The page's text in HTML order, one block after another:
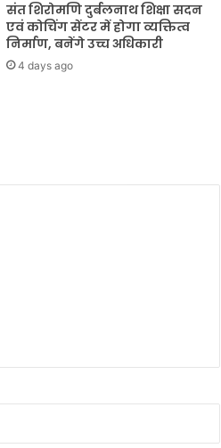
संत शिरोमणि दुर्बलनाथ शिक्षा सदन
एवं कोचिंग सेंटर में होगा व्यक्तित्व
निर्माण, बनेंगे उच्च अधिकारी
4 days ago